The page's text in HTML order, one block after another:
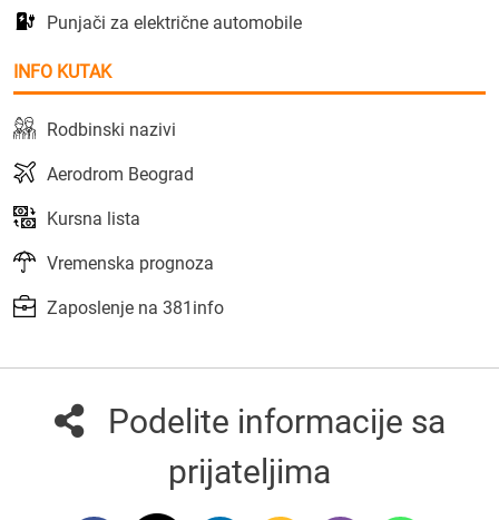
Punjači za električne automobile
INFO KUTAK
Rodbinski nazivi
Aerodrom Beograd
Kursna lista
Vremenska prognoza
Zaposlenje na 381info
Podelite informacije sa
prijateljima